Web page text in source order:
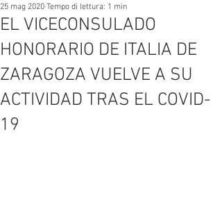
EL VICECONSULADO
HONORARIO DE ITALIA DE
ZARAGOZA VUELVE A SU
ACTIVIDAD TRAS EL COVID-
19
25 mag 2020 Tempo di lettura: 1 min